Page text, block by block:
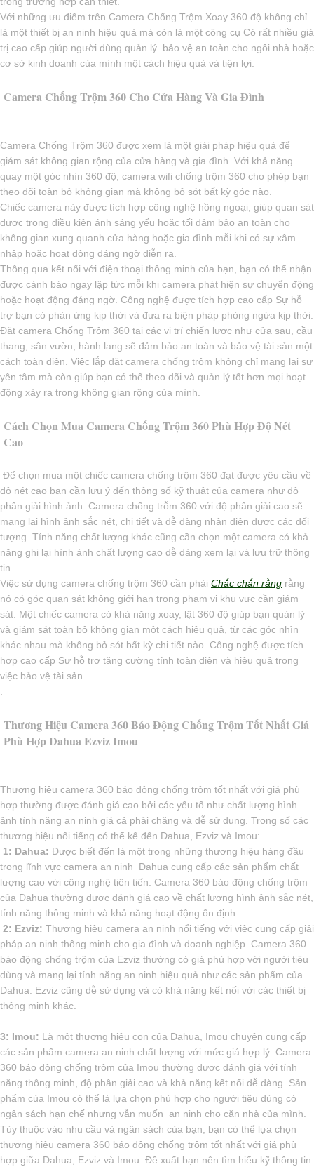
Với những ưu điểm trên Camera Chống Trộm Xoay 360 độ không chỉ
là một thiết bị an ninh hiệu quả mà còn là một công cụ Có rất nhiều giá
trị cao cấp giúp người dùng quản lý bảo vệ an toàn cho ngôi nhà hoặc
cơ sở kinh doanh của mình một cách hiệu quả và tiện lợi.
Camera Chống Trộm 360 Cho Cửa Hàng Và Gia Đình
Camera Chống Trộm 360 được xem là một giải pháp hiệu quả để
giám sát không gian rộng của cửa hàng và gia đình. Với khả năng
quay một góc nhìn 360 độ, camera wifi chống trộm 360 cho phép bạn
theo dõi toàn bộ không gian mà không bỏ sót bất kỳ góc nào.
Chiếc camera này được tích hợp công nghệ hồng ngoại, giúp quan sát
được trong điều kiện ánh sáng yếu hoặc tối đảm bảo an toàn cho
không gian xung quanh cửa hàng hoặc gia đình mỗi khi có sự xâm
nhập hoặc hoạt động đáng ngờ diễn ra.
Thông qua kết nối với điện thoại thông minh của bạn, bạn có thể nhận
được cảnh báo ngay lập tức mỗi khi camera phát hiện sự chuyển động
hoặc hoạt động đáng ngờ. Công nghệ được tích hợp cao cấp Sự hỗ
trợ bạn có phản ứng kịp thời và đưa ra biện pháp phòng ngừa kịp thời.
Đặt camera Chống Trộm 360 tại các vị trí chiến lược như cửa sau, cầu
thang, sân vườn, hành lang sẽ đảm bảo an toàn và bảo vệ tài sản một
cách toàn diện. Việc lắp đặt camera chống trộm không chỉ mang lại sự
yên tâm mà còn giúp bạn có thể theo dõi và quản lý tốt hơn mọi hoạt
động xảy ra trong không gian rộng của mình.
Cách Chọn Mua Camera Chống Trộm 360 Phù Hợp Độ Nét
Cao
Để chọn mua một chiếc camera chống trộm 360 đạt được yêu cầu về
độ nét cao bạn cần lưu ý đến thông số kỹ thuật của camera như độ
phân giải hình ảnh. Camera chống trỗm 360 với độ phân giải cao sẽ
mang lại hình ảnh sắc nét, chi tiết và dễ dàng nhận diện được các đối
tượng. Tính năng chất lượng khác cũng cần chọn một camera có khả
năng ghi lại hình ảnh chất lượng cao dễ dàng xem lại và lưu trữ thông
tin.
Việc sử dụng camera chống trộm 360 cần phải Chắc chắn rằng rằng
nó có góc quan sát không giới hạn trong phạm vi khu vực cần giám
sát. Một chiếc camera có khả năng xoay, lật 360 độ giúp bạn quản lý
và giám sát toàn bộ không gian một cách hiệu quả, từ các góc nhìn
khác nhau mà không bỏ sót bất kỳ chi tiết nào. Công nghệ được tích
hợp cao cấp Sự hỗ trợ tăng cường tính toàn diện và hiệu quả trong
việc bảo vệ tài sản.
Thương Hiệu Camera 360 Báo Động Chống Trộm Tốt Nhất Giá
Phù Hợp Dahua Ezviz Imou
Thương hiệu camera 360 báo động chống trộm tốt nhất với giá phù
hợp thường được đánh giá cao bởi các yếu tố như chất lượng hình
ảnh tính năng an ninh giá cả phải chăng và dễ sử dụng. Trong số các
thương hiệu nổi tiếng có thể kể đến Dahua, Ezviz và Imou:
️ 1: Dahua: Được biết đến là một trong những thương hiệu hàng đầu
trong lĩnh vực camera an ninh Dahua cung cấp các sản phẩm chất
lượng cao với công nghệ tiên tiến. Camera 360 báo động chống trộm
của Dahua thường được đánh giá cao về chất lượng hình ảnh sắc nét,
tính năng thông minh và khả năng hoạt động ổn định.
2: Ezviz: Thương hiệu camera an ninh nổi tiếng với việc cung cấp giải
pháp an ninh thông minh cho gia đình và doanh nghiệp. Camera 360
báo động chống trộm của Ezviz thường có giá phù hợp với người tiêu
dùng và mang lại tính năng an ninh hiệu quả như các sản phẩm của
Dahua. Ezviz cũng dễ sử dụng và có khả năng kết nối với các thiết bị
thông minh khác.
3: Imou: Là một thương hiệu con của Dahua, Imou chuyên cung cấp
các sản phẩm camera an ninh chất lượng với mức giá hợp lý. Camera
360 báo động chống trộm của Imou thường được đánh giá với tính
năng thông minh, độ phân giải cao và khả năng kết nối dễ dàng. Sản
phẩm của Imou có thể là lựa chọn phù hợp cho người tiêu dùng có
ngân sách hạn chế nhưng vẫn muốn an ninh cho căn nhà của mình.
Tùy thuộc vào nhu cầu và ngân sách của bạn, bạn có thể lựa chọn
thương hiệu camera 360 báo động chống trộm tốt nhất với giá phù
hợp giữa Dahua, Ezviz và Imou. Đề xuất bạn nên tìm hiểu kỹ thông tin